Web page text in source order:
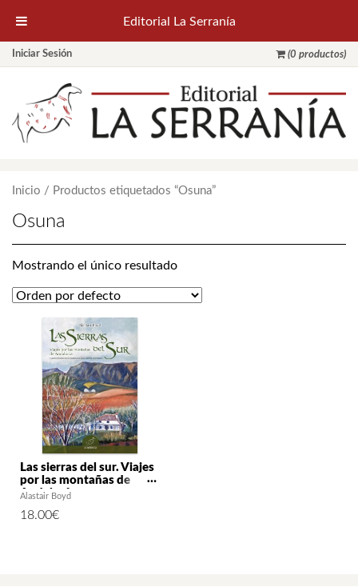
Iniciar Sesión (0 productos)
Inicio / Productos etiquetados “Osuna”
Osuna
Mostrando el único resultado
Las sierras del sur. Viajes
por las montañas de
Andalucía
Alastair Boyd
18.00€
Editorial La Serranía